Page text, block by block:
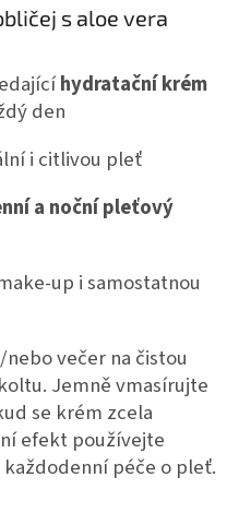
s aloe vera
hydratační krém
den
i citlivou pleť
a noční pleťový
up i samostatnou
nebo večer na čistou
Jemně vmasírujte
se krém zcela
efekt používejte
péče o pleť.